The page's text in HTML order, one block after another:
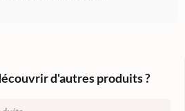
d'autres produits ?